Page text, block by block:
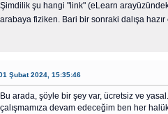
Şimdilik şu hangi "link" (eLearn
arabaya fiziken. Bari bir sonraki dalışa hazır
Şubat 2024, 15:35:46
Bu arada, şöyle bir şey var, ücretsiz ve
çalışmamıza devam edeceğim ben her